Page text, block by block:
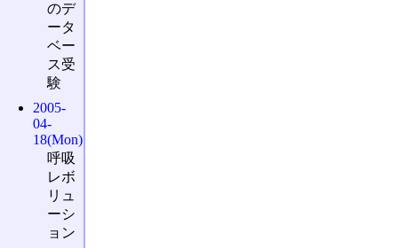
のデ
ータ
ベー
ス受
験
2005-
04-
18(Mon)
呼吸
レボ
リュ
ーシ
ョン